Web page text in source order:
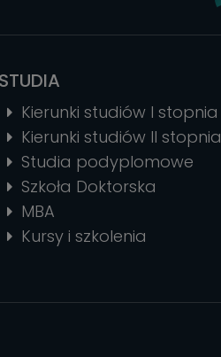
STUDIA
Kierunki studiów I stopnia
Kierunki studiów II stopnia
Studia podyplomowe
Szkoła Doktorska
MBA
Kursy i szkolenia